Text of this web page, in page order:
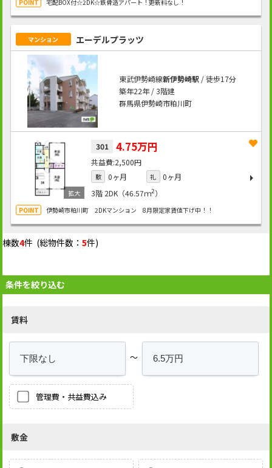
宅配BOX付☆2DK☆鉄骨造アパート！更新料なし！
マンション エーデルプラッツ
東武伊勢崎線新伊勢崎駅/ 徒歩17分
築年22年 / 3階建
群馬県伊勢崎市粕川町
301 4.75万円
2,500円
敷 0ヶ月 礼
0ヶ月
3階 2DK（46.57ｍ2）
伊勢崎市粕川町 2DKマンション 8月限定家賃値下げ中！！
棟数4件 (総物件数：5件)
条件を絞り込む
賃料
～
管理費・共益費込み
敷金